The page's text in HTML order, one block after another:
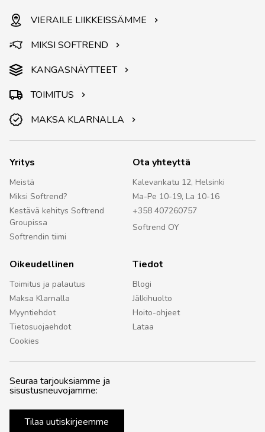
VIERAILE LIIKKEISSÄMME
MIKSI SOFTREND
KANGASNÄYTTEET
TOIMITUS
MAKSA KLARNALLA
Yritys
Meistä
Miksi Softrend?
Kestävä kehitys Softrend
Groupissa
Softrendin tiimi
Ota yhteyttä
Kalevankatu 12, Helsinki
Ma-Pe 10-19, La 10-16
+358 407260757
Softrend OY
Oikeudellinen
Toimitus ja palautus
Maksa Klarnalla
Myyntiehdot
Tietosuojaehdot
Cookies
Tiedot
Blogi
Jälkihuolto
Hoito-ohjeet
Lataa
Seuraa tarjouksiamme ja
sisustusneuvojamme:
Tilaa uutiskirjeemme